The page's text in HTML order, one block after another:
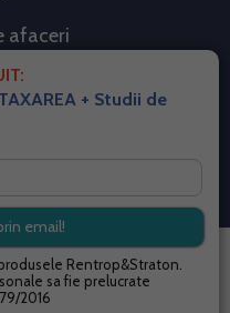
+ Studii de
Rentrop&Straton.
sa fie prelucrate
2016
afaceri
rezervate.